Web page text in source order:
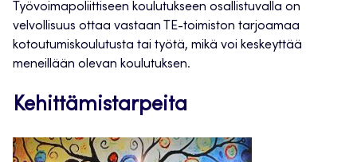
Työvoimapoliittiseen koulutukseen osallistuvalla on
velvollisuus ottaa vastaan TE-toimiston tarjoamaa
kotoutumiskoulutusta tai työtä, mikä voi keskeyttää
meneillään olevan koulutuksen.
Kehittämistarpeita